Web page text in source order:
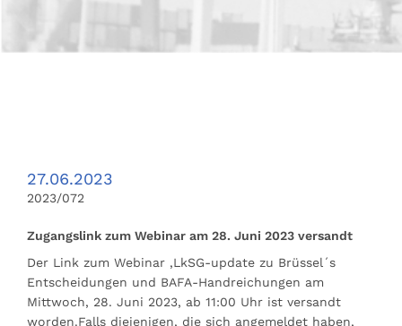
27.06.2023
2023/072
Zugangslink zum Webinar am 28. Juni 2023 versandt
Der Link zum Webinar ‚LkSG-update zu Brüssel´s
Entscheidungen und BAFA-Handreichungen am
Mittwoch, 28. Juni 2023, ab 11:00 Uhr ist versandt
worden.Falls diejenigen, die sich angemeldet haben,